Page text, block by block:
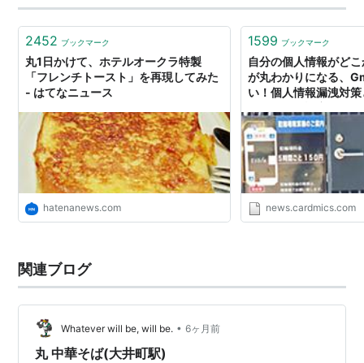
2452 ブックマーク
丸1日かけて、ホテルオークラ特製
「フレンチトースト」を再現してみた
- はてなニュース
hatenanews.com
1599 ブックマーク
自分の個人情報がど
が丸わかりになる、
い！個人情報漏洩対
ットカードの読みもの
news.cardmics.com
関連ブログ
Whatever will be, will be. • 6ヶ月前
丸 中華そば(大井町駅)